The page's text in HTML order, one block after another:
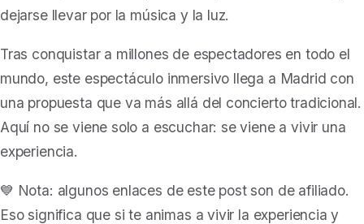
dejarse llevar por la música y la luz.
Tras conquistar a millones de espectadores en todo el
mundo, este espectáculo inmersivo llega a Madrid con
una propuesta que va más allá del concierto tradicional.
Aquí no se viene solo a escuchar: se viene a vivir una
experiencia.
💙 Nota: algunos enlaces de este post son de afiliado.
Eso significa que si te animas a vivir la experiencia y